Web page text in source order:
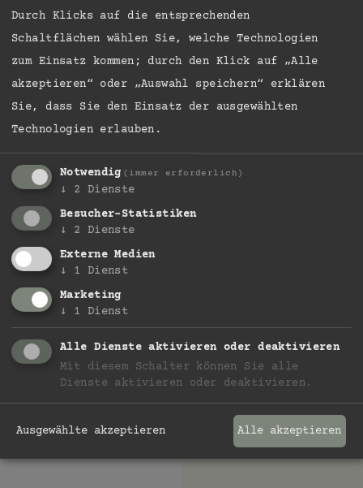
4=3
27.11.2026 - 05.12.2026
14.12.2026 - 21.12.2026
Durch Klicks auf die entsprechenden
Schaltflächen wählen Sie, welche Technologien
zum Einsatz kommen; durch den Klick auf „Alle
akzeptieren“ oder „Auswahl speichern“ erklären
Sie, dass Sie den Einsatz der ausgewählten
Technologien erlauben.
Notwendig (immer erforderlich)
↓ 2
Dienste
Besucher-Statistiken
↓
2
Dienste
Externe Medien
↓
1
Dienst
Marketing
↓
1 Dienst
Alle Dienste aktivieren oder deaktivieren
Mit diesem Schalter können Sie alle
Dienste aktivieren oder deaktivieren.
Ausgewählte akzeptieren Alle akzeptieren